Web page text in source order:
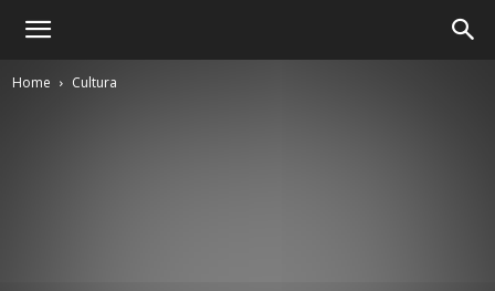
Home Cultura